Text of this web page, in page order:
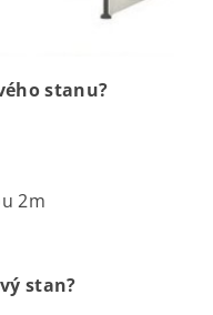
stanu?
2m
stan?